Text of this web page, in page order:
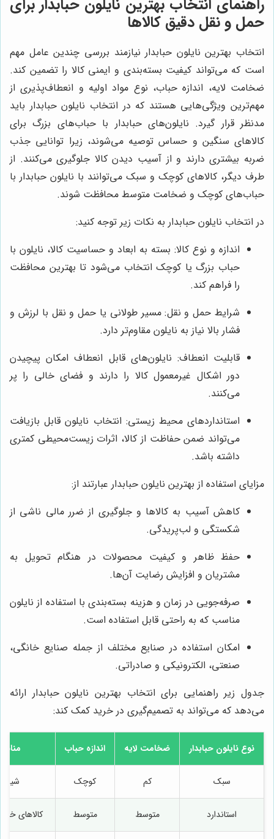
حمل و نقل دقیق کالاها
انتخاب بهترین نایلون حبابدار نیازمند بررسی چندین عامل مهم
است که می‌تواند کیفیت بسته‌بندی و ایمنی کالا را تضمین کند.
ضخامت لایه، اندازه حباب، نوع مواد اولیه و انعطاف‌پذیری از
مهم‌ترین ویژگی‌هایی هستند که در انتخاب نایلون حبابدار باید
مدنظر قرار گیرد. نایلون‌های حبابدار با حباب‌های بزرگ برای
کالاهای سنگین و حساس توصیه می‌شوند، زیرا توانایی جذب
ضربه بیشتری دارند و از آسیب دیدن کالا جلوگیری می‌کنند. از
طرف دیگر، کالاهای کوچک و سبک می‌توانند با نایلون حبابدار با
حباب‌های کوچک و ضخامت متوسط محافظت شوند.
در انتخاب نایلون حبابدار به نکات زیر توجه کنید:
اندازه و نوع کالا: بسته به ابعاد و حساسیت کالا، نایلون با
حباب بزرگ یا کوچک انتخاب می‌شود تا بهترین محافظت
را فراهم کند.
شرایط حمل و نقل: مسیر طولانی یا حمل و نقل با لرزش و
فشار بالا نیاز به نایلون مقاوم‌تر دارد.
قابلیت انعطاف: نایلون‌های قابل انعطاف امکان پیچیدن
دور اشکال غیرمعمول کالا را دارند و فضای خالی را پر
می‌کنند.
استانداردهای محیط زیستی: انتخاب نایلون قابل بازیافت
می‌تواند ضمن حفاظت از کالا، اثرات زیست‌محیطی کمتری
داشته باشد.
مزایای استفاده از بهترین نایلون حبابدار عبارتند از:
کاهش آسیب به کالاها و جلوگیری از ضرر مالی ناشی از
شکستگی و لب‌پریدگی.
حفظ ظاهر و کیفیت محصولات در هنگام تحویل به
مشتریان و افزایش رضایت آن‌ها.
صرفه‌جویی در زمان و هزینه بسته‌بندی با استفاده از نایلون
مناسب که به راحتی قابل استفاده است.
امکان استفاده در صنایع مختلف از جمله صنایع خانگی،
صنعتی، الکترونیکی و صادراتی.
جدول زیر راهنمایی برای انتخاب بهترین نایلون حبابدار ارائه
می‌دهد که می‌تواند به تصمیم‌گیری در خرید کمک کند:
نوع نایلون حبابدار ضخامت لایه اندازه حباب
سبک کم کوچک
استاندارد متوسط متوسط کالاهای